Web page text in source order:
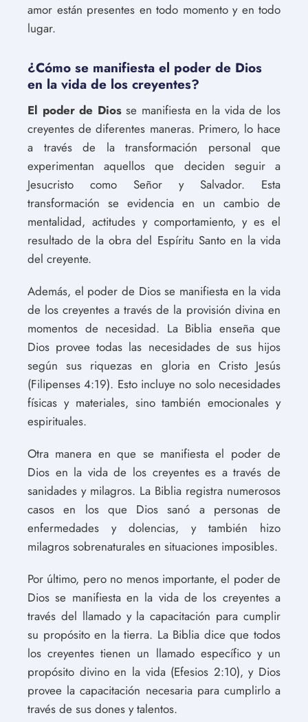
amor están presentes en todo momento y en todo
lugar.
¿Cómo se manifiesta el poder de Dios
en la vida de los creyentes?
El poder de Diosse manifiesta en la vida de los
creyentes de diferentes maneras. Primero, lo hace
a través de la transformación personal que
experimentan aquellos que deciden seguir a
Jesucristo como Señor y Salvador. Esta
transformación se evidencia en un cambio de
mentalidad, actitudes y comportamiento, y es el
resultado de la obra del Espíritu Santo en la vida
del creyente.
Además, el poder de Dios se manifiesta en la vida
de los creyentes a través de la provisión divina en
momentos de necesidad. La Biblia enseña que
Dios provee todas las necesidades de sus hijos
según sus riquezas en gloria en Cristo Jesús
(Filipenses 4:19). Esto incluye no solo necesidades
físicas y materiales, sino también emocionales y
espirituales.
Otra manera en que se manifiesta el poder de
Dios en la vida de los creyentes es a través de
sanidades y milagros. La Biblia registra numerosos
casos en los que Dios sanó a personas de
enfermedades y dolencias, y también hizo
milagros sobrenaturales en situaciones imposibles.
Por último, pero no menos importante, el poder de
Dios se manifiesta en la vida de los creyentes a
través del llamado y la capacitación para cumplir
su propósito en la tierra. La Biblia dice que todos
los creyentes tienen un llamado específico y un
propósito divino en la vida (Efesios 2:10), y Dios
provee la capacitación necesaria para cumplirlo a
través de sus dones y talentos.